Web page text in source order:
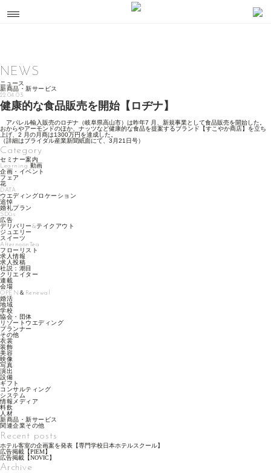
NEWS
ニュース
新商品・新サービス
22.04.03
健康的な食品販売を開始【ロヂナ】
アパレル輸入販売のロヂナ（岐阜県高山市）は昨年7 月、新規事業として食品販売を開始した。
おからやアーモンドのほか、ナッツなど健康的な食品を提案するブランド【すこやか商店】を立ち
上げ、2 月の月商は1300万円を達成した。
（詳細はブライダル産業新聞紙面にて、3月21日号）
Category
セミナー案内
Learning 動画
企画・イベント
フェア
花
DATA
ウエディングロケーション
追悼
婚礼プラン
SDGs
広告
デリバリー&テイクアウト
ジュエリー
スイーツ
AfternoonTea
フローリスト
求人情報
求人投稿
社説：潮目
クリエイター
連載
会場
OPEN＆Renewal
婚活
地域
学校
協会・団体
リゾートウエディング
プランナー
その他
衣裳
装飾
美容
映像
写真
演出
設備
ギフト
コンサルティング
システム
情報メディア
料飲
人材
新商品・新サービス
関連企業その他
Recent posts
ホテル客室の企画案を発表【専門学校日本ホテルスクール】
広告掲載【PIEM】
広告掲載【NOVIC】
Archive